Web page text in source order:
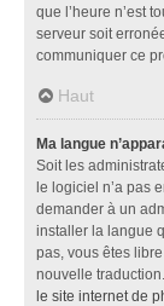
que l’heure n’est
serveur soit
communiquer ce
Haut
Ma langue
Soit les
le logiciel n’a pas
demander à un
installer la langue
pas, vous êtes
nouvelle
le site internet de